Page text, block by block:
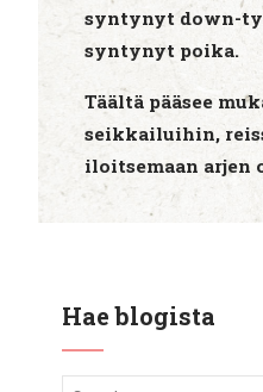
syntynyt down-
syntynyt poika.
Täältä pääsee
seikkailuihin,
iloitsemaan arjen
Hae blogista